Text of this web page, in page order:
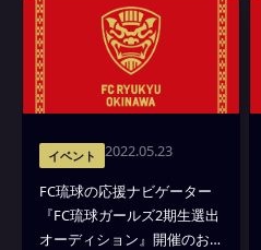
イベント 2022.05.23
FC琉球の応援ナビゲーター
『FC琉球ガールズ2期生選出
オーディション』開催のお